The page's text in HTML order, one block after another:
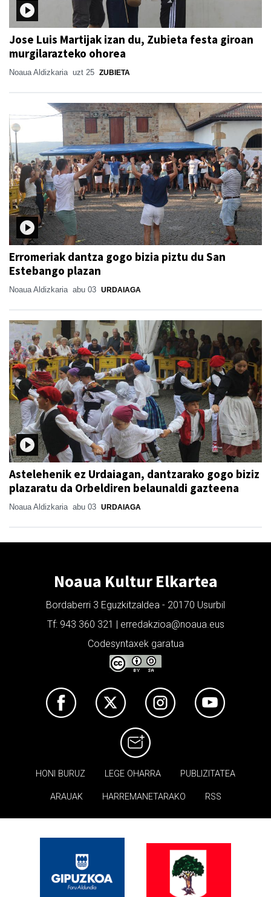
Jose Luis Martijak izan du, Zubieta festa giroan
murgilarazteko ohorea
Noaua Aldizkaria uzt 25 ZUBIETA
Erromeriak dantza gogo bizia piztu du San
Estebango plazan
Noaua Aldizkaria abu 03 URDAIAGA
Astelehenik ez Urdaiagan, dantzarako gogo biziz
plazaratu da Orbeldiren belaunaldi gazteena
Noaua Aldizkaria abu 03 URDAIAGA
Noaua Kultur Elkartea
Bordaberri 3 Eguzkitzaldea - 20170 Usurbil
Tf: 943 360 321 | erredakzioa@noaua.eus
Codesyntaxek garatua
HONI BURUZ LEGE OHARRA PUBLIZITATEA
ARAUAK HARREMANETARAKO RSS